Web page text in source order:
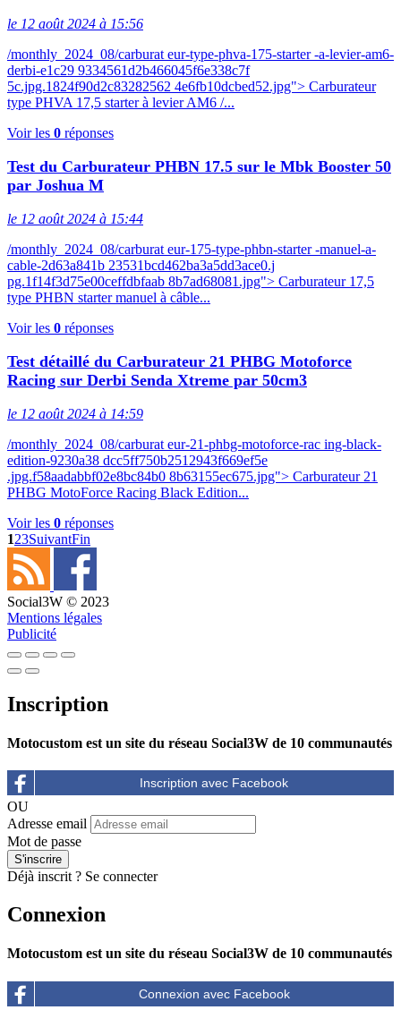
le 12 août 2024 à 15:56
/monthly_2024_08/carburat eur-type-phva-175-starter -a-levier-am6-
derbi-e1c29 9334561d2b466045f6e338c7f
5c.jpg.1824f90d2c83282562 4e6fb10dcbed52.jpg"> Carburateur
type PHVA 17,5 starter à levier AM6 /...
Voir les 0 réponses
Test du Carburateur PHBN 17.5 sur le Mbk Booster 50
par Joshua M
le 12 août 2024 à 15:44
/monthly_2024_08/carburat eur-175-type-phbn-starter -manuel-a-
cable-2d63a841b 23531bcd462ba3a5dd3ace0.j
pg.1f14f3d75e00ceffdbfaab 8b7ad68081.jpg"> Carburateur 17,5
type PHBN starter manuel à câble...
Voir les 0 réponses
Test détaillé du Carburateur 21 PHBG Motoforce
Racing sur Derbi Senda Xtreme par 50cm3
le 12 août 2024 à 14:59
/monthly_2024_08/carburat eur-21-phbg-motoforce-rac ing-black-
edition-9230a38 dcc5ff750b2512943f669ef5e
.jpg.f58aadabbf02e8bc84b0 8b63155ec675.jpg"> Carburateur 21
PHBG MotoForce Racing Black Edition...
Voir les 0 réponses
123SuivantFin
Social3W © 2023
Mentions légales
Publicité
Inscription
Motocustom est un site du réseau Social3W de 10 communautés
OU
Adresse email
Mot de passe
Déjà inscrit ? Se connecter
Connexion
Motocustom est un site du réseau Social3W de 10 communautés